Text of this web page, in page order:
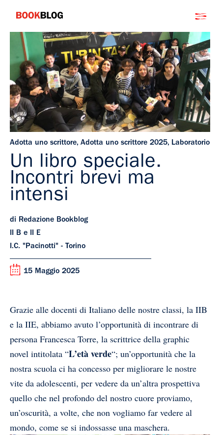
contenuto
Bookblog
Adotta uno scrittore, Adotta uno scrittore 2025, Laboratorio
Un libro speciale.
Incontri brevi ma
intensi
di Redazione Bookblog
II B e II E
I.C. "Pacinotti" - Torino
15 Maggio 2025
Grazie alle docenti di Italiano delle nostre classi, la IIB
e la IIE, abbiamo avuto l’opportunità di incontrare di
persona Francesca Torre, la scrittrice della graphic
novel intitolata “L’età verde“; un’opportunità che la
nostra scuola ci ha concesso per migliorare le nostre
vite da adolescenti, per vedere da un’altra prospettiva
quello che nel profondo del nostro cuore proviamo,
un’oscurità, a volte, che non vogliamo far vedere al
mondo, come se si indossasse una maschera.